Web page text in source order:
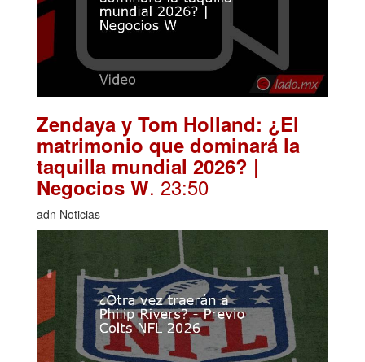
Zendaya y Tom Holland: ¿El
matrimonio que dominará la
taquilla mundial 2026? |
Negocios W. 23:50
adn Noticias